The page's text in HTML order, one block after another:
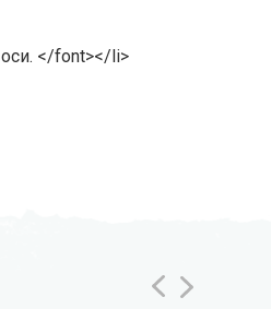
</font></li>